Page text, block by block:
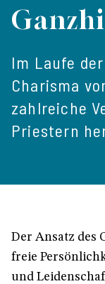
Im Laufe
Charisma
zahlreiche
Priestern
Der Ansatz des
freie
und